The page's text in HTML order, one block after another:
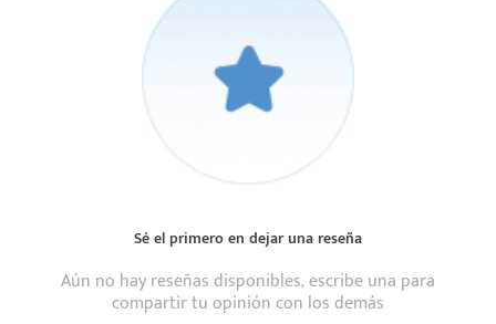
Sé el primero en dejar una reseña
Aún no hay reseñas disponibles, escribe una para
compartir tu opinión con los demás